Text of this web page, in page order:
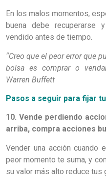
En los malos momentos,
buena debe recuperarse
vendido antes de tiempo.
“Creo que el peor error que
bolsa es comprar o
Warren Buffett
Pasos a seguir para fijar
10. Vende perdiendo
arriba, compra acciones
Vender una acción cuando
peor momento te suma, y
su valor más alto reduce tus